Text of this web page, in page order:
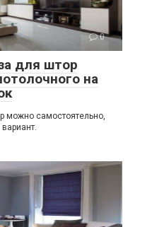
0
для штор
на
можно самостоятельно,